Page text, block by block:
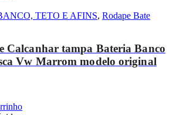
TETO E AFINS, Rodape Bate
Calcanhar tampa Bateria Banco
Vw Marrom modelo original